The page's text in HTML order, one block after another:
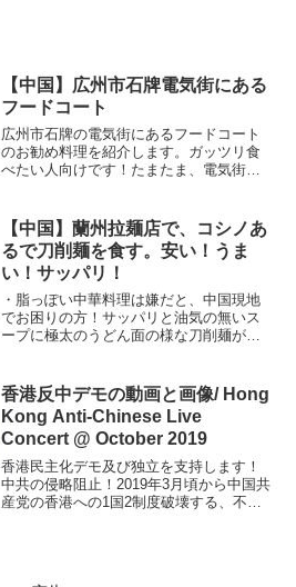
【中国】広州市石牌電気街にある
フードコート
広州市石牌の電気街にあるフードコート
のお勧め料理を紹介します。ガッツリ食
べたい人向けです！たまたま、電気街を
石焼焼肉を食べました。注文から１５分
ほど待たされます。ご飯は...
【中国】蘭州拉麺店で、コシノあ
るで刀削麺を食す。安い！うま
い！サッパリ！
・脂っぽい中華料理は嫌だと、中国現地
でお困りの方！サッパリと油気の無いス
ープに極太のうどん面の様な刀削麺がお
麺専門店、『蘭州ラーメン店』を紹介し
ます。・刀削麺は、日本で...
香港反中デモの動画と画像/ Hong
Kong Anti-Chinese Live
Concert @ October 2019
香港民主化デモ及び独立を支持します！
中共の侵略阻止！2019年3月頃から中国共
産党の香港への1国2制度破壊する、不法